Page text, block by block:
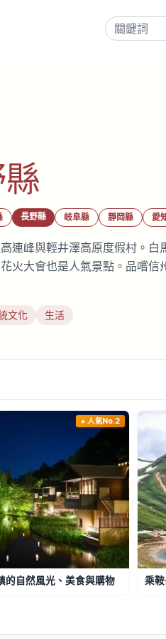
長野縣 岐阜縣 靜岡縣 愛
連峰與輕井澤高原度假村。白
火大會也是人氣景點。品嚐信
文化 生活
人氣No.2
的自然風光、美食與購物 乘